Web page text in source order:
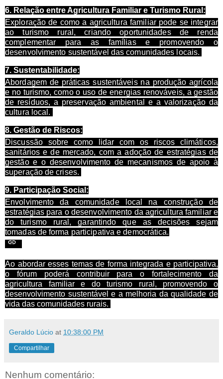
6. Relação entre Agricultura Familiar e Turismo Rural:
Exploração de como a agricultura familiar pode se integrar
ao turismo rural, criando oportunidades de renda
complementar para as famílias e promovendo o
desenvolvimento sustentável das comunidades locais.
7. Sustentabilidade:
Abordagem de práticas sustentáveis na produção agrícola
e no turismo, como o uso de energias renováveis, a gestão
de resíduos, a preservação ambiental e a valorização da
cultura local.
8. Gestão de Riscos:
Discussão sobre como lidar com os riscos climáticos,
sanitários e de mercado, com a adoção de estratégias de
gestão e o desenvolvimento de mecanismos de apoio à
superação de crises.
9. Participação Social:
Envolvimento da comunidade local na construção de
estratégias para o desenvolvimento da agricultura familiar e
do turismo rural, garantindo que as decisões sejam
tomadas de forma participativa e democrática.
Ao abordar esses temas de forma integrada e participativa,
o fórum poderá contribuir para o fortalecimento da
agricultura familiar e do turismo rural, promovendo o
desenvolvimento sustentável e a melhoria da qualidade de
vida das comunidades rurais.
Geraldo Lúcio at 10:38:00 PM
Compartilhar
Nenhum comentário: